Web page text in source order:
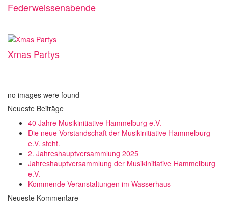
Federweissenabende
Xmas Partys
no images were found
Neueste Beiträge
40 Jahre Musikinitiative Hammelburg e.V.
Die neue Vorstandschaft der Musikinitiative Hammelburg
e.V. steht.
2. Jahreshauptversammlung 2025
Jahreshauptversammlung der Musikinitiative Hammelburg
e.V.
Kommende Veranstaltungen im Wasserhaus
Neueste Kommentare